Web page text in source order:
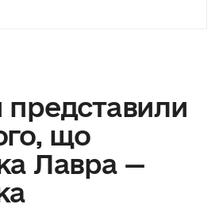
представили
що
Лавра —